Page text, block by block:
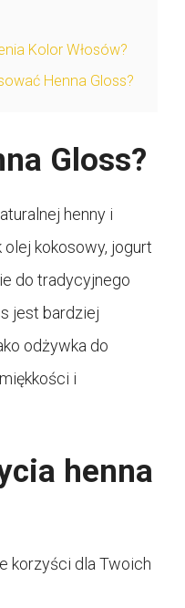
Kolor Włosów?
Henna Gloss?
Gloss?
henny i
olej kokosowy, jogurt
do tradycyjnego
jest bardziej
odżywka do
i
henna
korzyści dla Twoich